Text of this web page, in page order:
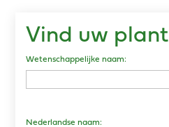
Vind uw plant
Wetenschappelijke naam:
Nederlandse naam: